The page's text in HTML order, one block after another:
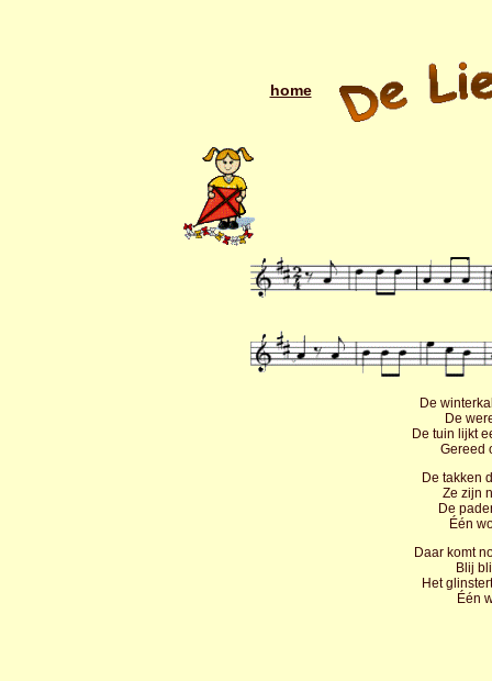
home
De
De
De tuin lijkt
Gereed
De takken
Ze zijn
De
Één
Daar komt
Blij
Het
Één